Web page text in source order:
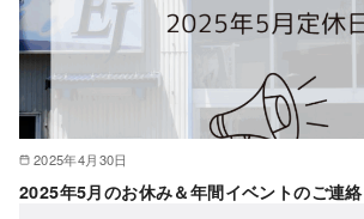
2025年4月30日
2025年5月のお休み＆年間イベントのご連絡